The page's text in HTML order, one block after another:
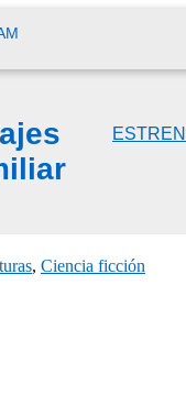
, Ciencia ficción